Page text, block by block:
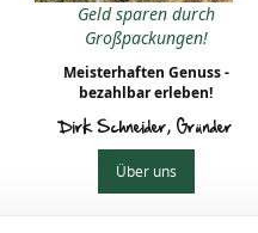
Geld sparen durch
Großpackungen!
Meisterhaften Genuss -
bezahlbar erleben!
Dirk Schneider, Gründer
Über uns